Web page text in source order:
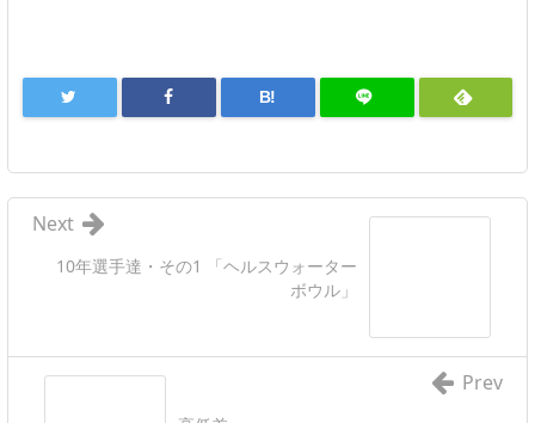
B!
10年選手達・その1 「ヘルスウォーター
ボウル」
Next
Prev